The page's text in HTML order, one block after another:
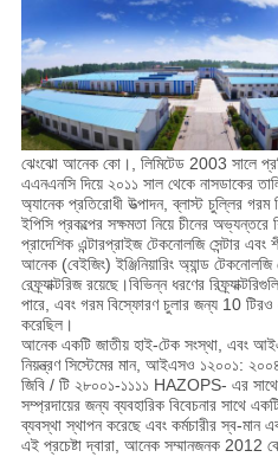
ঝেংঝো আনেক কো।, লিমিটেড 2003 সালে
এএনএনসি দিয়ে ২০১১ সাল থেকে নাসডাকের
অ্যানেক প্রতিরোধী উত্পাদন, ব্লাস্ট চুল্লির গরম
ইপিসি প্রকল্পের সক্ষমতা নিয়ে চীনের
প্রাদেশিক এন্টারপ্রাইজ টেকনোলজি সেন্টার এবং
আনেক (বেইজিং) ইঞ্জিনিয়ারিং অ্যান্ড
রেফ্র্যাক্টরিজ রয়েছে।বিভিন্ন ধরণের
পারে, এবং গরম বিস্ফোরণ চুলার জন্য 10 টিরও
করেছিল।
আনেক একটি জাতীয় হাই-টেক সংস্থা, এবং
নিয়ন্ত্রণ সিস্টেমের মান, আইএসও ১২০০১: ২০০৪
জিবি / টি ২৮০০১-১১১১ HAZOPS- এর
সম্প্রদায়ের জন্য ব্যবহারিক বিবেচনার সাথে
ব্যবস্থা স্থাপন করেছে এবং কর্মচারীর স্ব-মান
এই প্রচেষ্টা দ্বারা, আনেক সম্মানজনক 2012